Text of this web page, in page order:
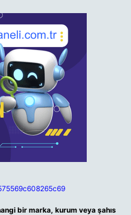
bir marka, kurum veya şahıs